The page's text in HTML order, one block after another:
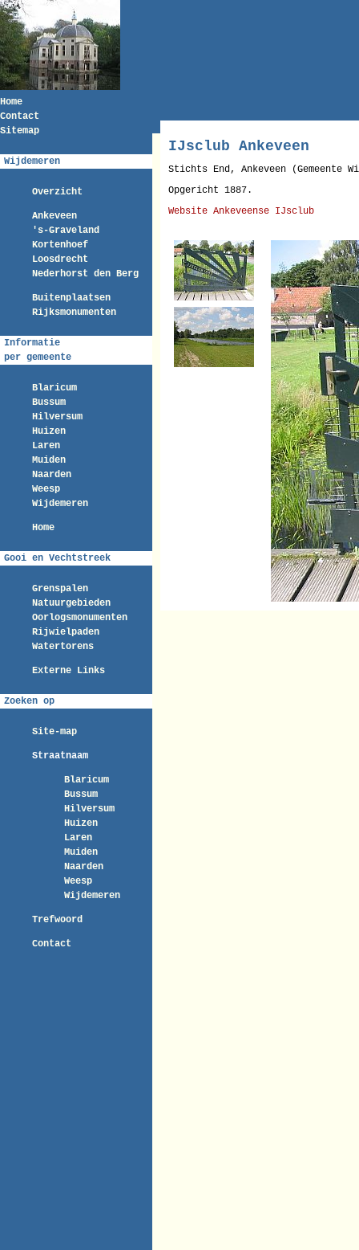
Home
Contact
Sitemap
Wijdemeren
Overzicht
Ankeveen
's-Graveland
Kortenhoef
Loosdrecht
Nederhorst den Berg
Buitenplaatsen
Rijksmonumenten
Informatie
per gemeente
Blaricum
Bussum
Hilversum
Huizen
Laren
Muiden
Naarden
Weesp
Wijdemeren
Home
Gooi en Vechtstreek
Grenspalen
Natuurgebieden
Oorlogsmonumenten
Rijwielpaden
Watertorens
Externe Links
Zoeken op
Site-map
Straatnaam
Blaricum
Bussum
Hilversum
Huizen
Laren
Muiden
Naarden
Weesp
Wijdemeren
Trefwoord
Contact
IJsclub Ankeveen
Stichts End, Ankeveen (Gemeente
Opgericht 1887.
Website Ankeveense IJsclub